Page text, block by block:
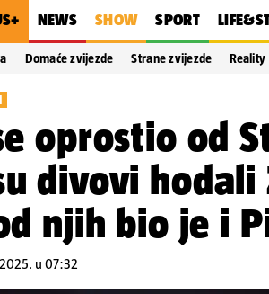
NEWS SHOW SPORT
Domaće zvijezde Strane zvijezde Reality
oprostio od
divovi hodali
njih bio je i
u 07:32